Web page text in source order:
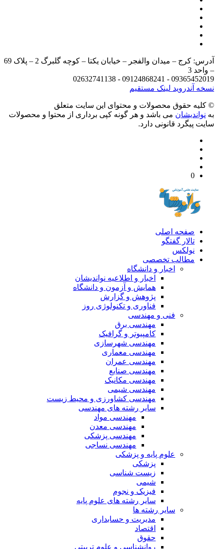
آدرس: کرج – میدان والفجر – خیابان یکتا – کوچه گلبرگ 2 – پلاک 69
3
09365452019 - 09124868241 -
آندرویدلینک مستقیم
حقوق محصولات و محتوای اين سایت متعلق
می باشد و هر گونه کپی برداری از محتوا و محصولات
پیگرد قانونی دارد.
صفحه اصلی
تالار گفتگو
نولکس
مطالب تخصصی
اخبار و دانشگاه
اخبار و اطلاعیه نواندیشان
همایش و آزمون و دانشگاه
پژوهش و گزارش
فناوری و تکنولوژی روز
فنی و مهندسی
مهندسی برق
کامپیوتر و گرافیک
مهندسی شهرسازی
مهندسی معماری
مهندسی عمران
مهندسی صنایع
مهندسی مکانیک
مهندسی شیمی
مهندسی کشاورزی و محیط زیست
سایر رشته های مهندسی
مهندسی مواد
مهندسی معدن
مهندسی پزشکی
مهندسی نساجی
علوم پایه و پزشکی
پزشکی
زیست شناسی
شیمی
فیزیک و نجوم
سایر رشته های علوم پایه
سایر رشته ها
مدیریت و حسابداری
اقتصاد
حقوق
روانشناسی و علوم تربیتی